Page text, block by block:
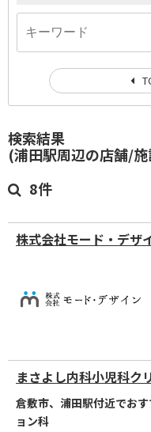
検索結果
(浦田駅周辺の店舗/施
8件
株式会社モード・デザ
まさよし内科小児科ク
倉敷市、浦田駅付近でお
ョン科